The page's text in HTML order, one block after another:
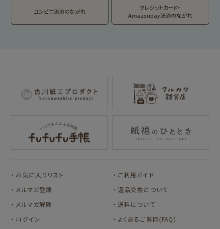
お菓子などうぶつ
工房
キャラクター別
サンリオキャラクタ
ーズ
コラボ別
TEA STAND
コンビニ決済のながれ
クレジットカード・
Amazonpay決済のながれ
お気に入りリスト
メルマガ登録
メルマガ解除
ログイン
ご利用ガイド
返品交換について
送料について
よくあるご質問(FAQ)